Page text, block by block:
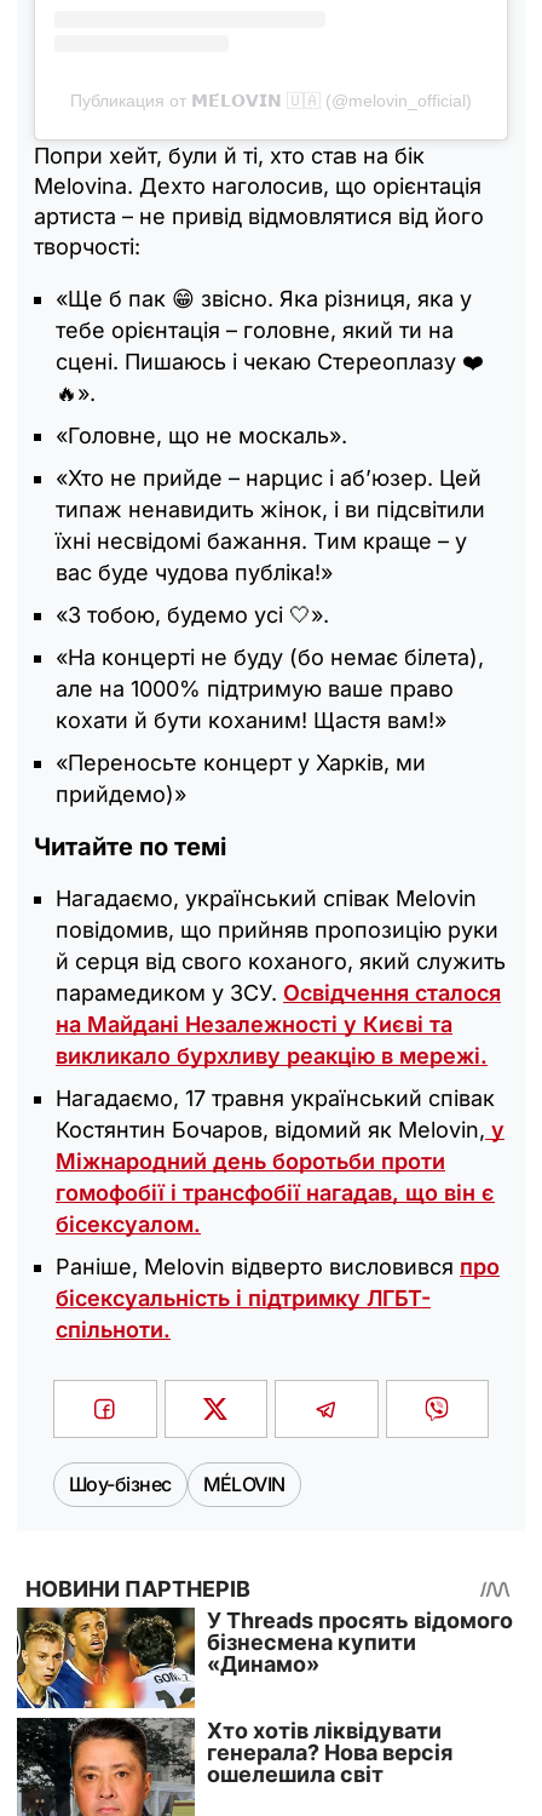
Публикация от 𝗠𝗘́𝗟𝗢𝗩𝗜𝗡 🇺🇦 (@melovin_official)
Попри хейт, були й ті, хто став на бік
Melovinа. Дехто наголосив, що орієнтація
артиста – не привід відмовлятися від його
творчості:
«Ще б пак 😁 звісно. Яка різниця, яка у
тебе орієнтація – головне, який ти на
сцені. Пишаюсь і чекаю Стереоплазу ❤️
🔥».
«Головне, що не москаль».
«Хто не прийде – нарцис і аб’юзер. Цей
типаж ненавидить жінок, і ви підсвітили
їхні несвідомі бажання. Тим краще – у
вас буде чудова публіка!»
«З тобою, будемо усі 🤍».
«На концерті не буду (бо немає білета),
але на 1000% підтримую ваше право
кохати й бути коханим! Щастя вам!»
«Переносьте концерт у Харків, ми
прийдемо)»
Читайте по темі
Нагадаємо, український співак Melovin
повідомив, що прийняв пропозицію руки
й серця від свого коханого, який служить
парамедиком у ЗСУ. Освідчення сталося
на Майдані Незалежності у Києві та
викликало бурхливу реакцію в мережі.
Нагадаємо, 17 травня український співак
Костянтин Бочаров, відомий як Melovin, у
Міжнародний день боротьби проти
гомофобії і трансфобії нагадав, що він є
бісексуалом.
Раніше, Melovin відверто висловився про
бісексуальність і підтримку ЛГБТ-
спільноти.
Шоу-бізнес MÉLOVIN